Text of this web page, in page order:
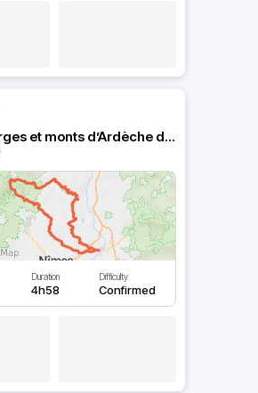
Balade gorges et monts d’Ardèche depuis Avignon
Duration
4h58
Difficulty
Confirmed